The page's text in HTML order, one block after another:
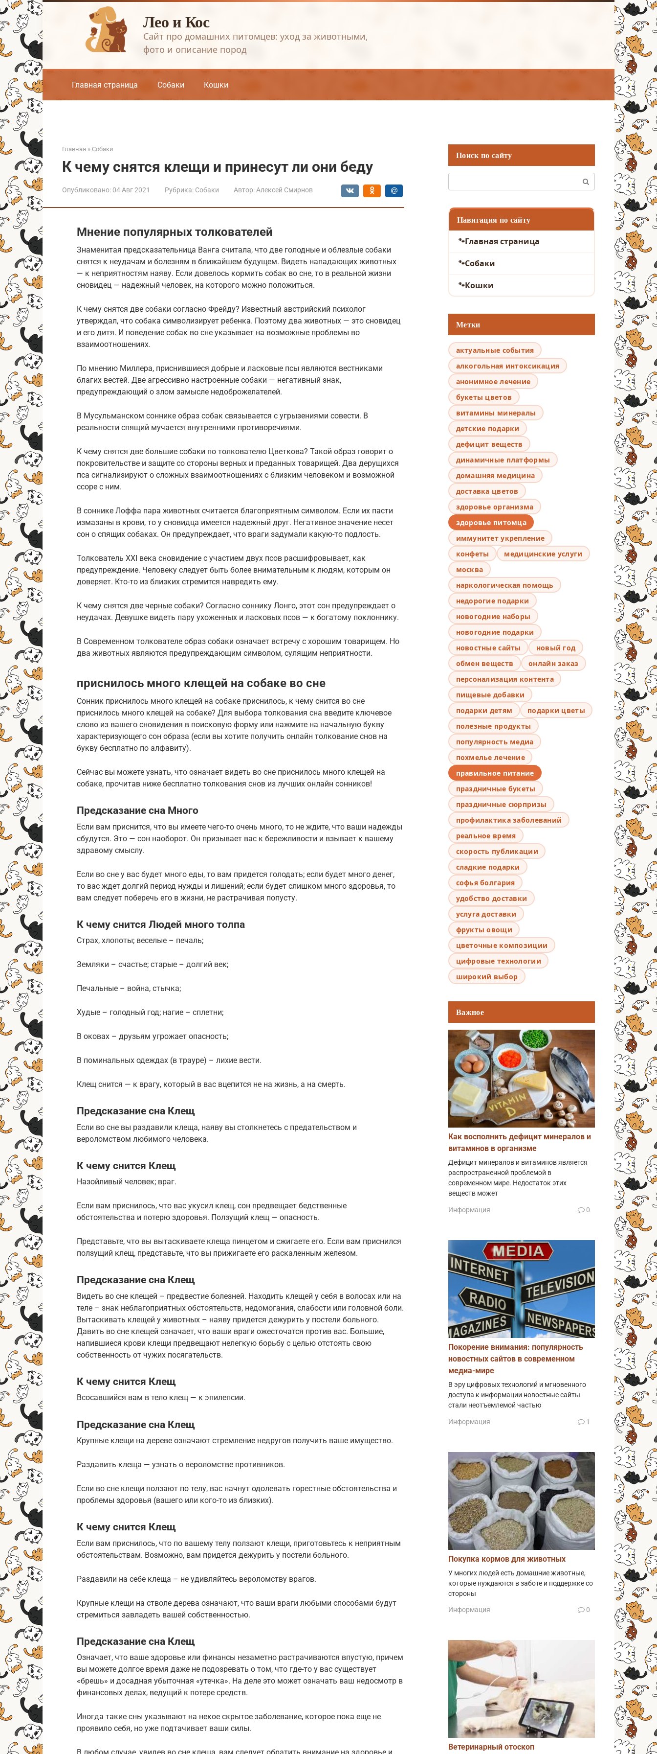
Перейти
к
контенту
Лео и Кос
Сайт про домашних питомцев: уход за животными,
фото и описание пород
Главная страница Собаки Кошки
Главная » Собаки
К чему снятся клещи и принесут ли они беду
Опубликовано: 04 Авг 2021 Рубрика: Собаки Автор: Алексей Смирнов
Мнение популярных толкователей
Знаменитая предсказательница Ванга считала, что две голодные и облезлые собаки
снятся к неудачам и болезням в ближайшем будущем. Видеть нападающих животных
— к неприятностям наяву. Если довелось кормить собак во сне, то в реальной жизни
сновидец — надежный человек, на которого можно положиться.
К чему снятся две собаки согласно Фрейду? Известный австрийский психолог
утверждал, что собака символизирует ребенка. Поэтому два животных — это сновидец
и его дитя. И поведение собак во сне указывает на возможные проблемы во
взаимоотношениях.
По мнению Миллера, приснившиеся добрые и ласковые псы являются вестниками
благих вестей. Две агрессивно настроенные собаки — негативный знак,
предупреждающий о злом замысле недоброжелателей.
В Мусульманском соннике образ собак связывается с угрызениями совести. В
реальности спящий мучается внутренними противоречиями.
К чему снятся две большие собаки по толкователю Цветкова? Такой образ говорит о
покровительстве и защите со стороны верных и преданных товарищей. Два дерущихся
пса сигнализируют о сложных взаимоотношениях с близким человеком и возможной
ссоре с ним.
В соннике Лоффа пара животных считается благоприятным символом. Если их пасти
измазаны в крови, то у сновидца имеется надежный друг. Негативное значение несет
сон о спящих собаках. Он предупреждает, что враги задумали какую-то подлость.
Толкователь XXI века сновидение с участием двух псов расшифровывает, как
предупреждение. Человеку следует быть более внимательным к людям, которым он
доверяет. Кто-то из близких стремится навредить ему.
К чему снятся две черные собаки? Согласно соннику Лонго, этот сон предупреждает о
неудачах. Девушке видеть пару ухоженных и ласковых псов — к богатому поклоннику.
В Современном толкователе образ собаки означает встречу с хорошим товарищем. Но
два животных являются предупреждающим символом, сулящим неприятности.
приснилось много клещей на собаке во сне
Сонник приснилось много клещей на собаке приснилось, к чему снится во сне
приснилось много клещей на собаке? Для выбора толкования сна введите ключевое
слово из вашего сновидения в поисковую форму или нажмите на начальную букву
характеризующего сон образа (если вы хотите получить онлайн толкование снов на
букву бесплатно по алфавиту).
Сейчас вы можете узнать, что означает видеть во сне приснилось много клещей на
собаке, прочитав ниже бесплатно толкования снов из лучших онлайн сонников!
Предсказание сна Много
Если вам приснится, что вы имеете чего-то очень много, то не ждите, что ваши надежды
сбудутся. Это — сон наоборот. Он призывает вас к бережливости и взывает к вашему
здравому смыслу.
Если во сне у вас будет много еды, то вам придется голодать; если будет много денег,
то вас ждет долгий период нужды и лишений; если будет слишком много здоровья, то
вам следует поберечь его в жизни, не растрачивая попусту.
К чему снится Людей много толпа
Страх, хлопоты; веселые – печаль;
Земляки – счастье; старые – долгий век;
Печальные – война, стычка;
Худые – голодный год; нагие – сплетни;
В оковах – друзьям угрожает опасность;
В поминальных одеждах (в трауре) – лихие вести.
Клещ снится — к врагу, который в вас вцепится не на жизнь, а на смерть.
Предсказание сна Клещ
Если во сне вы раздавили клеща, наяву вы столкнетесь с предательством и
вероломством любимого человека.
К чему снится Клещ
Назойливый человек; враг.
Если вам приснилось, что вас укусил клещ, сон предвещает бедственные
обстоятельства и потерю здоровья. Ползущий клещ — опасность.
Представьте, что вы вытаскиваете клеща пинцетом и сжигаете его. Если вам приснился
ползущий клещ, представьте, что вы прижигаете его раскаленным железом.
Предсказание сна Клещ
Видеть во сне клещей – предвестие болезней. Находить клещей у себя в волосах или на
теле – знак неблагоприятных обстоятельств, недомогания, слабости или головной боли.
Вытаскивать клещей у животных – наяву придется дежурить у постели больного.
Давить во сне клещей означает, что ваши враги ожесточатся против вас. Большие,
напившиеся крови клещи предвещают нелегкую борьбу с целью отстоять свою
собственность от чужих посягательств.
К чему снится Клещ
Всосавшийся вам в тело клещ — к эпилепсии.
Предсказание сна Клещ
Крупные клещи на дереве означают стремление недругов получить ваше имущество.
Раздавить клеща — узнать о вероломстве противников.
Если во сне клещи ползают по телу, вас начнут одолевать горестные обстоятельства и
проблемы здоровья (вашего или кого-то из близких).
К чему снится Клещ
Если вам приснилось, что по вашему телу ползают клещи, приготовьтесь к неприятным
обстоятельствам. Возможно, вам придется дежурить у постели больного.
Раздавили на себе клеща – не удивляйтесь вероломству врагов.
Крупные клещи на стволе дерева означают, что ваши враги любыми способами будут
стремиться завладеть вашей собственностью.
Предсказание сна Клещ
Означает, что ваше здоровье или финансы незаметно растрачиваются впустую, причем
вы можете долгое время даже не подозревать о том, что где-то у вас существует
«брешь» и досадная убыточная «утечка». На деле это может означать ваш недосмотр в
финансовых делах, ведущий к потере средств.
Иногда такие сны указывают на некое скрытое заболевание, которое пока еще не
проявило себя, но уже подтачивает ваши силы.
Поиск по сайту
Навигация по сайту
Главная страница
Собаки
Кошки
Метки
актуальные события
алкогольная интоксикация
анонимное лечение
букеты цветов
витамины минералы
детские подарки
дефицит веществ
динамичные платформы
домашняя медицина
доставка цветов
здоровье организма
здоровье питомца
иммунитет укрепление
конфеты
медицинские услуги
москва
наркологическая помощь
недорогие подарки
новогодние наборы
новогодние подарки
новостные сайты
новый год
обмен веществ
онлайн заказ
персонализация контента
пищевые добавки
подарки детям
подарки цветы
полезные продукты
популярность медиа
похмелье лечение
правильное питание
праздничные букеты
праздничные сюрпризы
профилактика заболеваний
реальное время
скорость публикации
сладкие подарки
софья болгария
удобство доставки
услуга доставки
фрукты овощи
цветочные композиции
цифровые технологии
широкий выбор
Важное
Как восполнить дефицит минералов и
витаминов в организме
Дефицит минералов и витаминов является
распространенной проблемой в
современном мире. Недостаток этих
веществ может
Информация 0
Покорение внимания: популярность
новостных сайтов в современном
медиа-мире
В эру цифровых технологий и мгновенного
доступа к информации новостные сайты
стали неотъемлемой частью
Информация 1
Покупка кормов для животных
У многих людей есть домашние животные,
которые нуждаются в заботе и поддержке со
стороны
Информация 0
Ветеринарный отоскоп